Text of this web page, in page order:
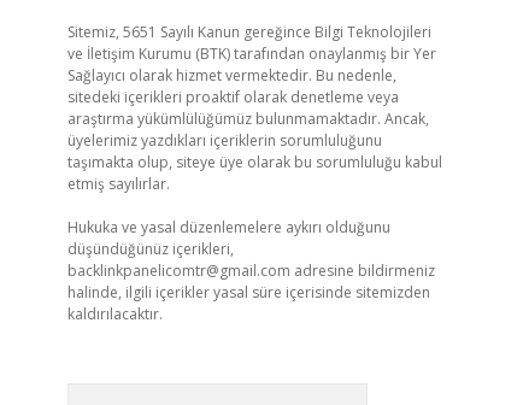
Sitemiz, 5651 Sayılı Kanun gereğince Bilgi Teknolojileri
ve İletişim Kurumu (BTK) tarafından onaylanmış bir Yer
Sağlayıcı olarak hizmet vermektedir. Bu nedenle,
sitedeki içerikleri proaktif olarak denetleme veya
araştırma yükümlülüğümüz bulunmamaktadır. Ancak,
üyelerimiz yazdıkları içeriklerin sorumluluğunu
taşımakta olup, siteye üye olarak bu sorumluluğu kabul
etmiş sayılırlar.
Hukuka ve yasal düzenlemelere aykırı olduğunu
düşündüğünüz içerikleri,
backlinkpanelicomtr@gmail.com adresine bildirmeniz
halinde, ilgili içerikler yasal süre içerisinde sitemizden
kaldırılacaktır.